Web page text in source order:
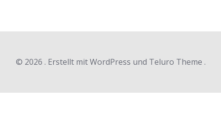
© 2026 . Erstellt mit WordPress und Teluro Theme .